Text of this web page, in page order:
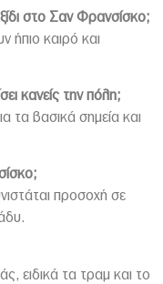
στο Σαν Φρανσίσκο;
ήπιο καιρό και
κανείς την πόλη;
τα βασικά σημεία και
προσοχή σε
ειδικά τα τραμ και το